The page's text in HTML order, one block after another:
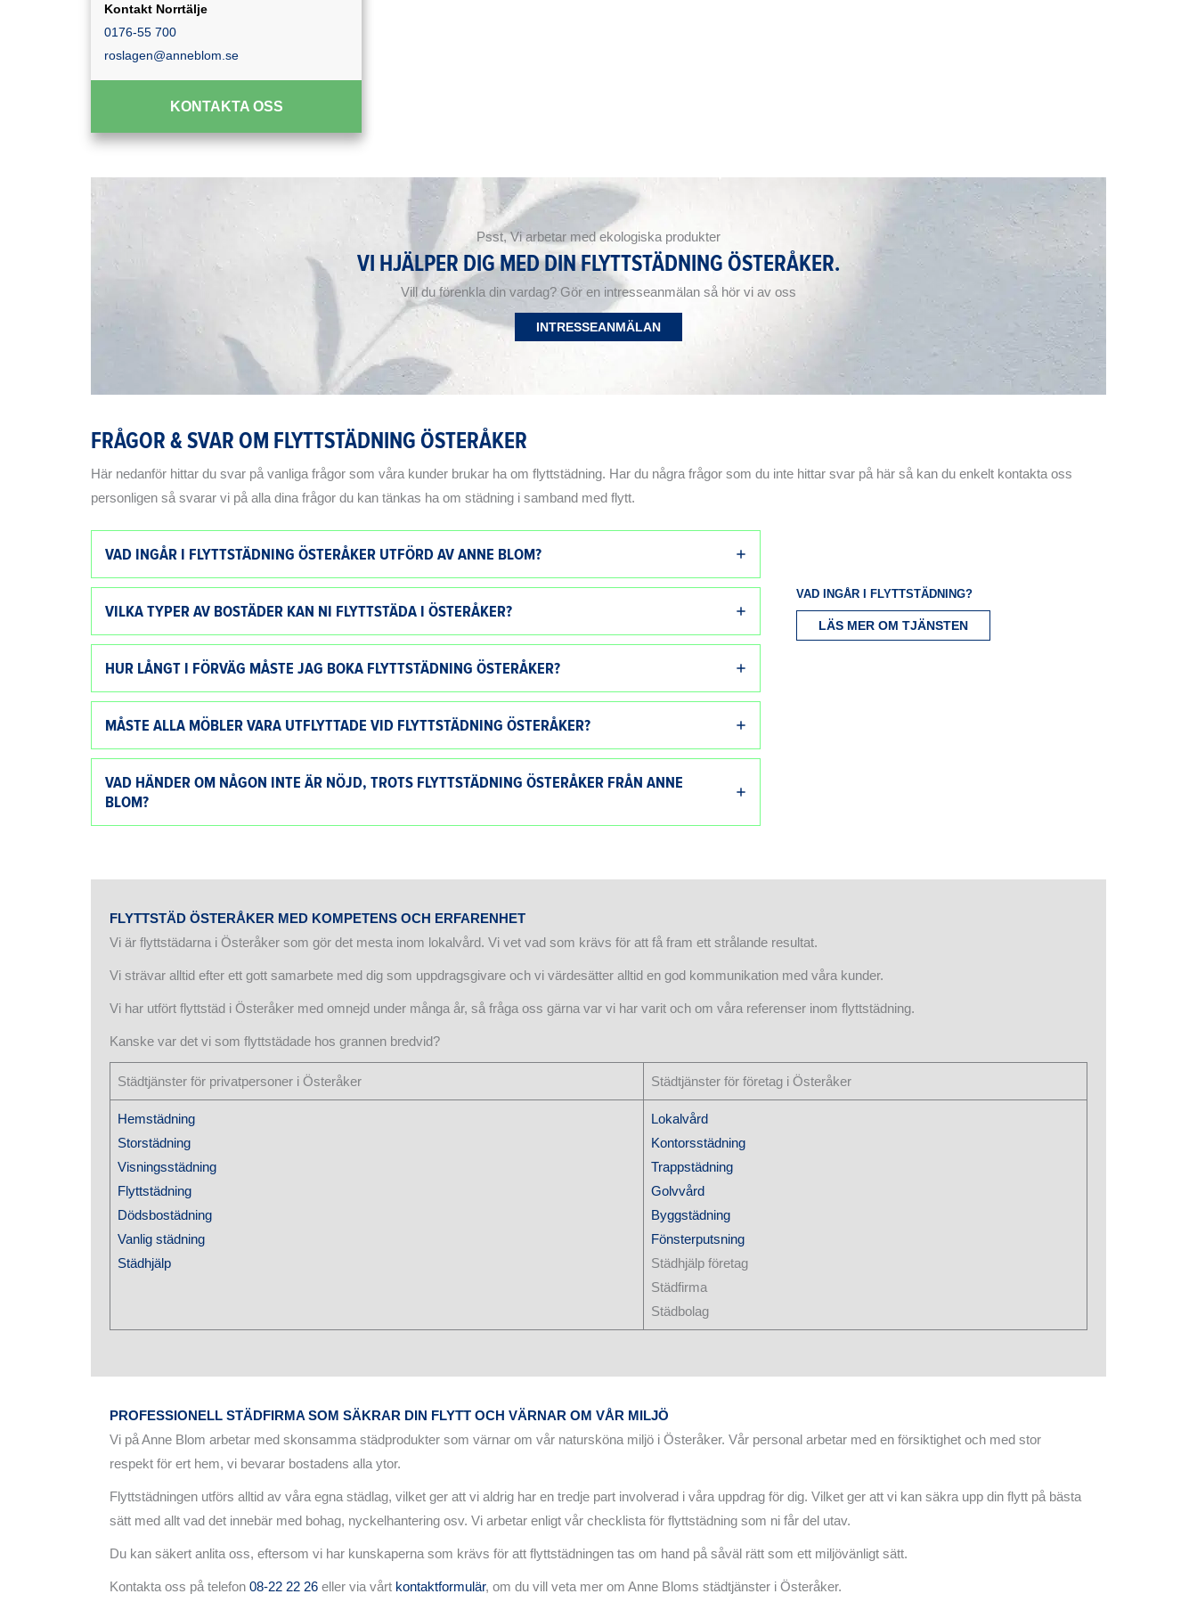
Kontakt Norrtälje
0176-55 700
roslagen@anneblom.se
KONTAKTA OSS
Psst, Vi arbetar med ekologiska produkter
VI HJÄLPER DIG MED DIN FLYTTSTÄDNING ÖSTERÅKER.
Vill du förenkla din vardag? Gör en intresseanmälan så hör vi av oss
INTRESSEANMÄLAN
FRÅGOR & SVAR OM FLYTTSTÄDNING ÖSTERÅKER
Här nedanför hittar du svar på vanliga frågor som våra kunder brukar ha om flyttstädning. Har du några frågor som du inte hittar svar på här så kan du enkelt kontakta oss
personligen så svarar vi på alla dina frågor du kan tänkas ha om städning i samband med flytt.
VAD INGÅR I FLYTTSTÄDNING ÖSTERÅKER UTFÖRD AV ANNE BLOM?
VILKA TYPER AV BOSTÄDER KAN NI FLYTTSTÄDA I ÖSTERÅKER?
HUR LÅNGT I FÖRVÄG MÅSTE JAG BOKA FLYTTSTÄDNING ÖSTERÅKER?
MÅSTE ALLA MÖBLER VARA UTFLYTTADE VID FLYTTSTÄDNING ÖSTERÅKER?
VAD HÄNDER OM NÅGON INTE ÄR NÖJD, TROTS FLYTTSTÄDNING ÖSTERÅKER FRÅN ANNE
BLOM?
VAD INGÅR I FLYTTSTÄDNING?
LÄS MER OM TJÄNSTEN
FLYTTSTÄD ÖSTERÅKER MED KOMPETENS OCH ERFARENHET
Vi är flyttstädarna i Österåker som gör det mesta inom lokalvård. Vi vet vad som krävs för att få fram ett strålande resultat.
Vi strävar alltid efter ett gott samarbete med dig som uppdragsgivare och vi värdesätter alltid en god kommunikation med våra kunder.
Vi har utfört flyttstäd i Österåker med omnejd under många år, så fråga oss gärna var vi har varit och om våra referenser inom flyttstädning.
Kanske var det vi som flyttstädade hos grannen bredvid?
Städtjänster för privatpersoner i Österåker Städtjänster för företag i Österåker
Hemstädning
Storstädning
Visningsstädning
Flyttstädning
Dödsbostädning
Vanlig städning
Städhjälp
Lokalvård
Kontorsstädning
Trappstädning
Golvvård
Byggstädning
Fönsterputsning
Städhjälp företag
Städfirma
Städbolag
PROFESSIONELL STÄDFIRMA SOM SÄKRAR DIN FLYTT OCH VÄRNAR OM VÅR MILJÖ
Vi på Anne Blom arbetar med skonsamma städprodukter som värnar om vår natursköna miljö i Österåker. Vår personal arbetar med en försiktighet och med stor
respekt för ert hem, vi bevarar bostadens alla ytor.
Flyttstädningen utförs alltid av våra egna städlag, vilket ger att vi aldrig har en tredje part involverad i våra uppdrag för dig. Vilket ger att vi kan säkra upp din flytt på bästa
sätt med allt vad det innebär med bohag, nyckelhantering osv. Vi arbetar enligt vår checklista för flyttstädning som ni får del utav.
Du kan säkert anlita oss, eftersom vi har kunskaperna som krävs för att flyttstädningen tas om hand på såväl rätt som ett miljövänligt sätt.
Kontakta oss på telefon 08-22 22 26 eller via vårt kontaktformulär, om du vill veta mer om Anne Bloms städtjänster i Österåker.